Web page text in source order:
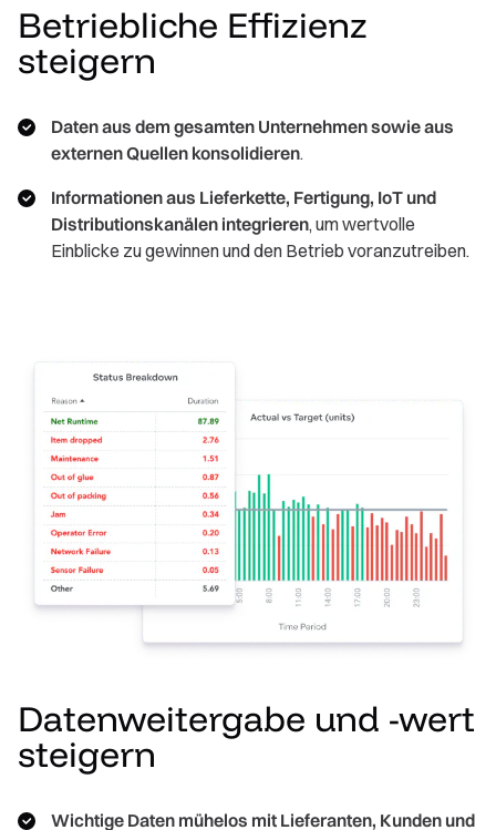
Betriebliche Effizienz
steigern
Daten aus dem gesamten Unternehmen sowie aus
externen Quellen konsolidieren.
Informationen aus Lieferkette, Fertigung, IoT und
Distributionskanälen integrieren, um wertvolle
Einblicke zu gewinnen und den Betrieb voranzutreiben.
Datenweitergabe und -wert
steigern
Wichtige Daten mühelos mit Lieferanten, Kunden und